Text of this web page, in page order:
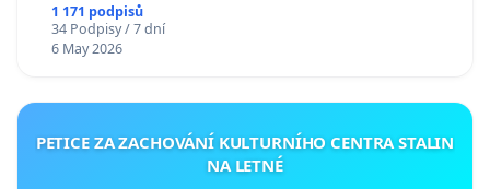
1 171 podpisů
34 Podpisy / 7 dní
6 May 2026
PETICE ZA ZACHOVÁNÍ KULTURNÍHO CENTRA STALIN
NA LETNÉ